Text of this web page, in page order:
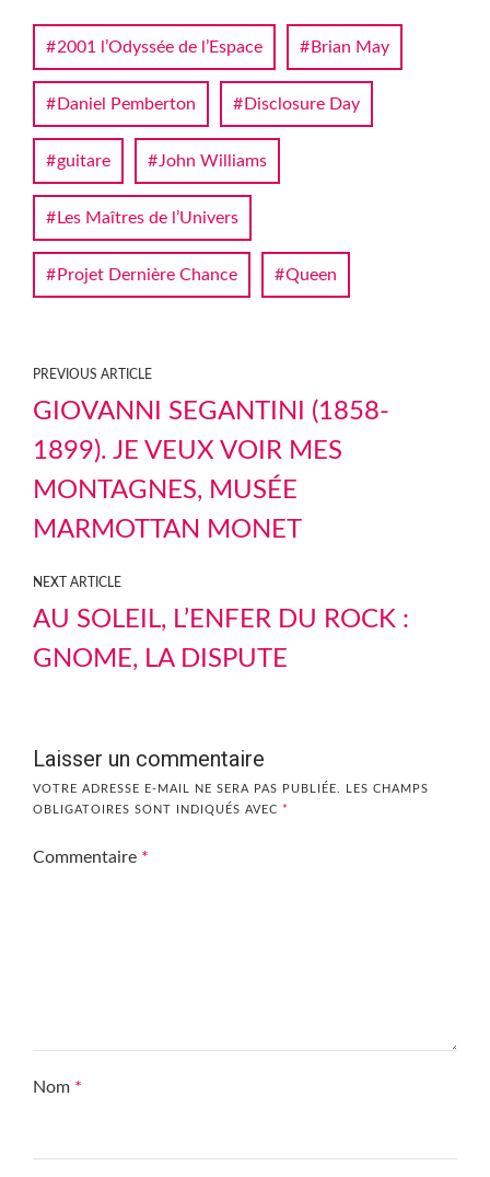
2001 l’Odyssée de l’Espace Brian May
Daniel Pemberton Disclosure Day
guitare John Williams
Les Maîtres de l’Univers
Projet Dernière Chance Queen
PREVIOUS ARTICLE
GIOVANNI SEGANTINI (1858-
1899). JE VEUX VOIR MES
MONTAGNES, MUSÉE
MARMOTTAN MONET
NEXT ARTICLE
AU SOLEIL, L’ENFER DU ROCK :
GNOME, LA DISPUTE
Laisser un commentaire
VOTRE ADRESSE E-MAIL NE SERA PAS PUBLIÉE.
LES CHAMPS
OBLIGATOIRES SONT INDIQUÉS AVEC *
Commentaire *
Nom *